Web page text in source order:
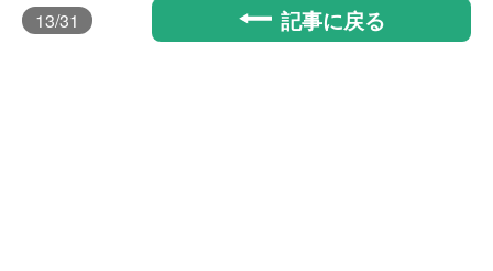
13/31 記事に戻る